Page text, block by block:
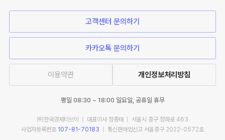
고객센터 문의하기
카카오톡 문의하기
이용약관 개인정보처리방침
평일 08:30 ~ 18:00 일요일, 공휴일 휴무
㈜한국경제티브이 | 대표이사 정종태 | 서울시 중구 청파로 463
사업자등록번호 107-81-70183 | 통신판매업신고 서울중구 2022-0572호